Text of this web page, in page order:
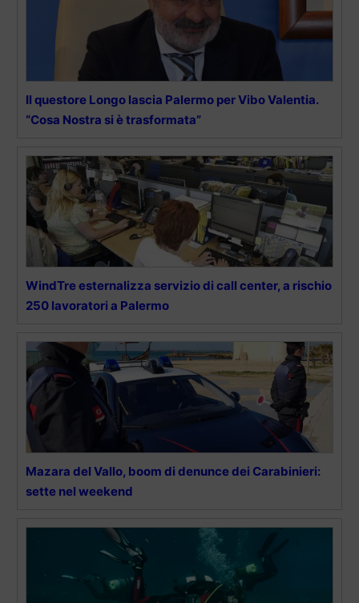
Il questore Longo lascia Palermo per Vibo Valentia.
“Cosa Nostra si è trasformata”
WindTre esternalizza servizio di call center, a rischio
250 lavoratori a Palermo
Mazara del Vallo, boom di denunce dei Carabinieri:
sette nel weekend